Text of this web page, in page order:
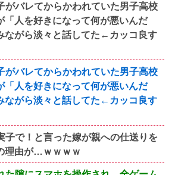
がバレてからかわれていた男子高校
「人を好きになって何が悪いんだ
ながら淡々と話してた←カッコ良す
がバレてからかわれていた男子高校
「人を好きになって何が悪いんだ
ながら淡々と話してた←カッコ良す
子で！と言った嫁が親への仕送りを
理由が…ｗｗｗｗ